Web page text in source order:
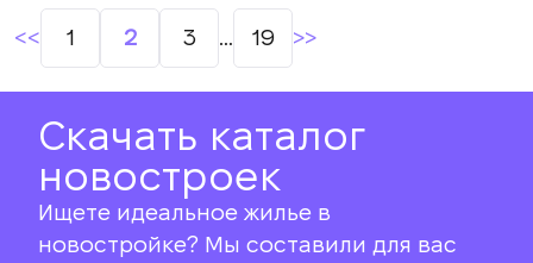
Навигация
по
записям
1 2 3 … 19
Скачать каталог
новостроек
Ищете идеальное жилье в
новостройке? Мы составили для вас